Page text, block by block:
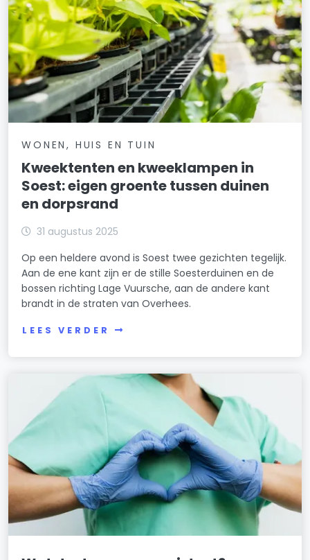
WONEN, HUIS EN TUIN
Kweektenten en kweeklampen in
Soest: eigen groente tussen duinen
en dorpsrand
31 augustus 2025
Op een heldere avond is Soest twee gezichten tegelijk.
Aan de ene kant zijn er de stille Soesterduinen en de
bossen richting Lage Vuursche, aan de andere kant
brandt in de straten van Overhees.
LEES VERDER